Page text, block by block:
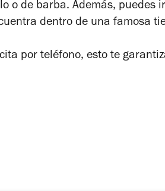
o de barba. Además, puedes
dentro de una famosa
por teléfono, esto te